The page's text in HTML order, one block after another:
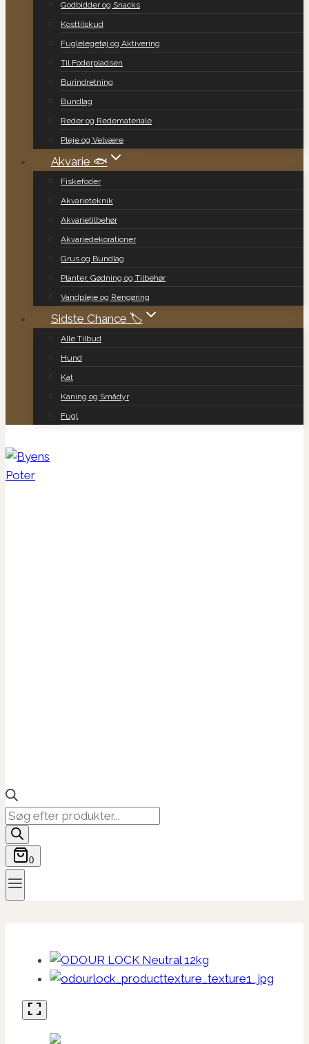
Godbidder og Snacks
Kosttilskud
Fuglelegetøj og Aktivering
Til Foderpladsen
Burindretning
Bundlag
Reder og Redemateriale
Pleje og Velvære
Akvarie 🐟
Fiskefoder
Akvarieteknik
Akvarietilbehør
Akvariedekorationer
Grus og Bundlag
Planter, Gødning og Tilbehør
Vandpleje og Rengøring
Sidste Chance 🏷️
Alle Tilbud
Hund
Kat
Kaning og Smådyr
Fugl
Products
search
0